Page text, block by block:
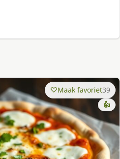
Maak favoriet39
👍